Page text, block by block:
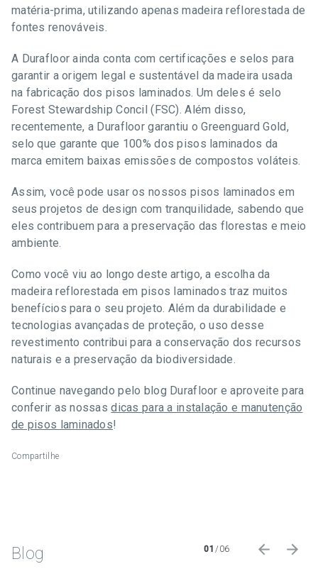
matéria-prima, utilizando apenas madeira reflorestada de
fontes renováveis.
A Durafloor ainda conta com certificações e selos para
garantir a origem legal e sustentável da madeira usada
na fabricação dos pisos laminados. Um deles é selo
Forest Stewardship Concil (FSC). Além disso,
recentemente, a Durafloor garantiu o Greenguard Gold,
selo que garante que 100% dos pisos laminados da
marca emitem baixas emissões de compostos voláteis.
Assim, você pode usar os nossos pisos laminados em
seus projetos de design com tranquilidade, sabendo que
eles contribuem para a preservação das florestas e meio
ambiente.
Como você viu ao longo deste artigo, a escolha da
madeira reflorestada em pisos laminados traz muitos
benefícios para o seu projeto. Além da durabilidade e
tecnologias avançadas de proteção, o uso desse
revestimento contribui para a conservação dos recursos
naturais e a preservação da biodiversidade.
Continue navegando pelo blog Durafloor e aproveite para
conferir as nossasdicas para a instalação e manutenção
de pisos laminados!
Compartilhe
Blog 01 /06